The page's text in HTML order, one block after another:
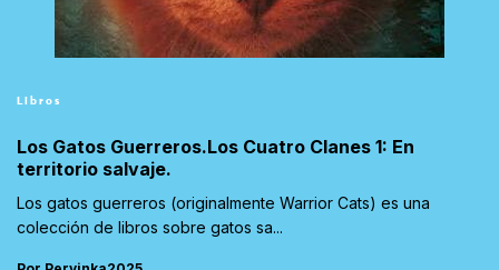
Libros
Los Gatos Guerreros.Los Cuatro Clanes 1: En
territorio salvaje.
Los gatos guerreros (originalmente Warrior Cats) es una
colección de libros sobre gatos sa...